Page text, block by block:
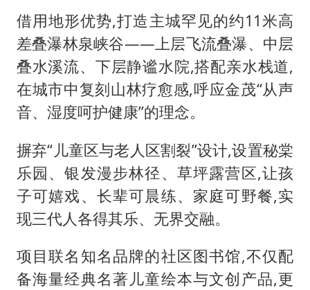
借用地形优势,打造主城罕见的约11米高
差叠瀑林泉峡谷——上层飞流叠瀑、中层
叠水溪流、下层静谧水院,搭配亲水栈道,
在城市中复刻山林疗愈感,呼应金茂“从声
音、湿度呵护健康”的理念。
摒弃“儿童区与老人区割裂”设计,设置秘棠
乐园、银发漫步林径、草坪露营区,让孩
子可嬉戏、长辈可晨练、家庭可野餐,实
现三代人各得其乐、无界交融。
项目联名知名品牌的社区图书馆,不仅配
备海量经典名著儿童绘本与文创产品,更